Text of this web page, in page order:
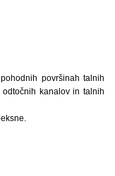
površinah talnih
kanalov in talnih